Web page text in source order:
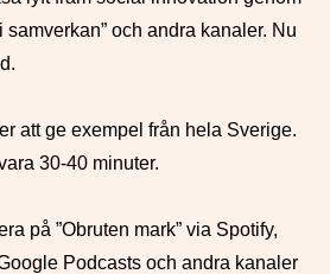
och andra kanaler. Nu
att ge exempel från hela Sverige.
30-40 minuter.
på ”Obruten mark” via Spotify,
Podcasts och andra kanaler